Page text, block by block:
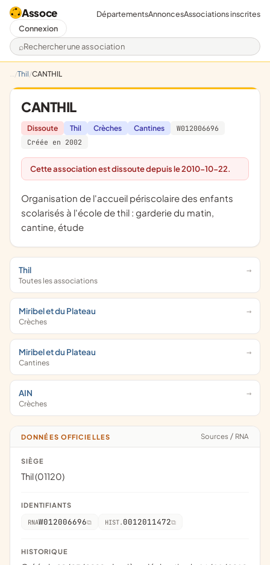
Assoce
Rechercher une association
DépartementsAnnoncesAssociations inscrites
Connexion
Thil CANTHIL
CANTHIL
Dissoute Thil Crèches Cantines
W012006696
Créée en 2002
Cette association est dissoute depuis le 2010-10-22.
organisation de l'accueil périscolaire des enfants
scolarisés à l'école de thil : garderie du matin,
cantine, étude
Thil
Toutes les associations
Miribel et du Plateau
Crèches
Miribel et du Plateau
Cantines
AIN
Crèches
DONNÉES OFFICIELLES Sources / RNA
SIÈGE
Thil (01120)
IDENTIFIANTS
RNAW012006696 HIST. 0012011472
HISTORIQUE